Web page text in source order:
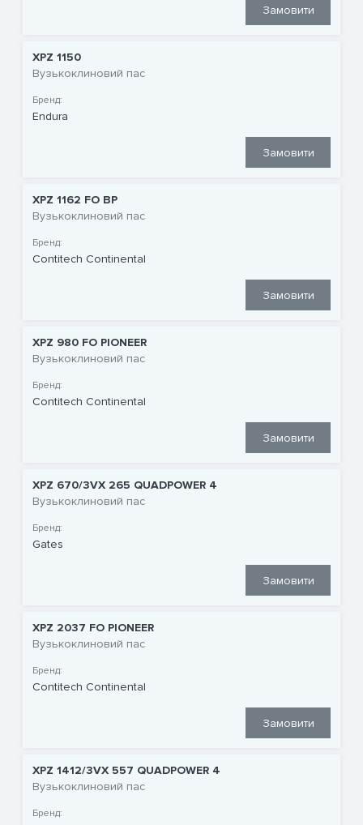
Замовити
XPZ 1150
Вузькоклиновий пас
Бренд:
Endura
Замовити
XPZ 1162 FO BP
Вузькоклиновий пас
Бренд:
Contitech Continental
Замовити
XPZ 980 FO PIONEER
Вузькоклиновий пас
Бренд:
Contitech Continental
Замовити
XPZ 670/3VX 265 QUADPOWER 4
Вузькоклиновий пас
Бренд:
Gates
Замовити
XPZ 2037 FO PIONEER
Вузькоклиновий пас
Бренд:
Contitech Continental
Замовити
XPZ 1412/3VX 557 QUADPOWER 4
Вузькоклиновий пас
Бренд: